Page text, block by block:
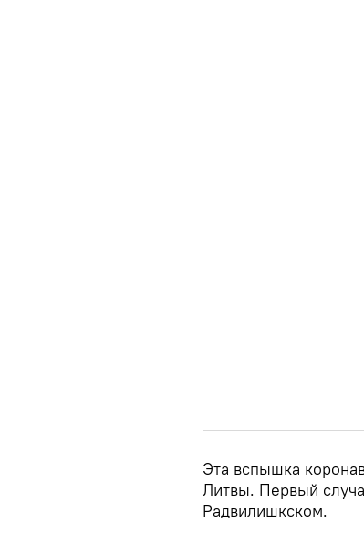
Эта вспышка
Литвы. Первый
Радвилишкском.